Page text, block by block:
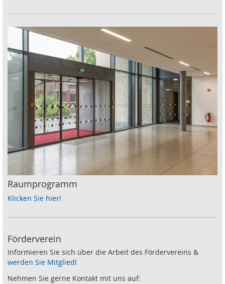
Raumprogramm
Klicken Sie hier!
Förderverein
Informieren Sie sich über die Arbeit des Fördervereins &
werden Sie Mitglied!
Nehmen Sie gerne Kontakt mit uns auf: